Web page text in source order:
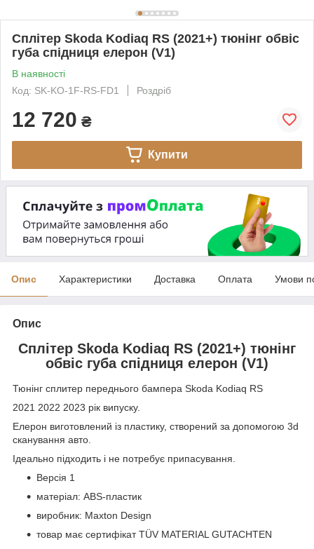
Сплітер Skoda Kodiaq RS (2021+) тюнінг обвіс
губа спідниця елерон (V1)
В наявності
Код: SK-KO-1F-RS-FD1
Роздріб
12 720 ₴
Купити
Опис Характеристики Доставка Оплата Умови
Опис
Сплітер Skoda Kodiaq RS (2021+) тюнінг
обвіс губа спідниця елерон (V1)
Тюнінг сплитер переднього бампера Skoda Kodiaq RS
2021 2022 2023 рік випуску.
Елерон виготовлений із пластику, створений за допомогою 3d
сканування авто.
Ідеально підходить і не потребує припасування.
Версія 1
матеріал: ABS-пластик
виробник: Maxton Design
товар має сертифікат TÜV MATERIAL GUTACHTEN